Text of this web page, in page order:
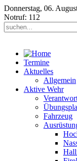
Donnerstag, 06.
Notruf: 112
Termine
Aktuelles
Allgemein
Aktive Wehr
Fahrzeug